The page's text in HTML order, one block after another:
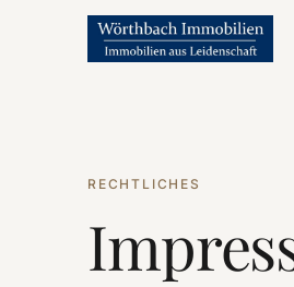
RECHTLICHES